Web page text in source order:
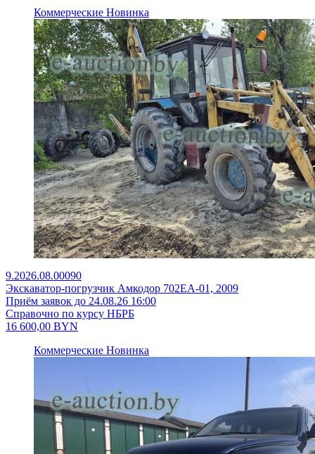
Коммерческие Новинка
9.2026.08.00090
Экскаватор-погрузчик Амкодор 702ЕА-01, 2009
Приём заявок до 24.08.26 16:00
Справочно по курсу НБРБ
16 600,00 BYN
Коммерческие Новинка